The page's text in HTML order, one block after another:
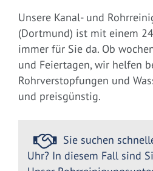
Unsere Kanal- und
(Dortmund) ist mit einem
immer für Sie da. Ob
und Feiertagen, wir helfen
Rohrverstopfungen und
und preisgünstig.
Sie suchen
Uhr? In diesem Fall sind